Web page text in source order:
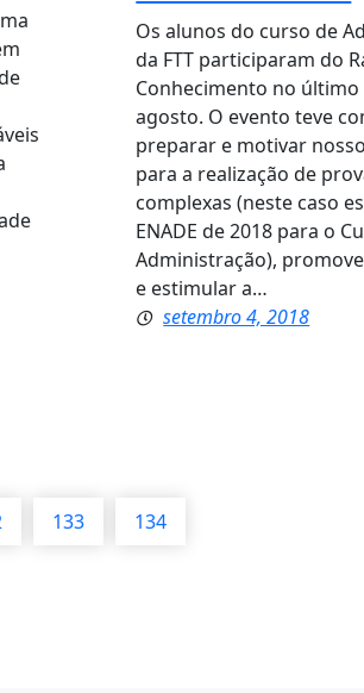
Os alunos do curso de
da FTT participaram do
Conhecimento no último
agosto. O evento teve
preparar e motivar
para a realização de
complexas (neste caso
ENADE de 2018 para o
Administração),
e estimular a…
setembro 4, 2018
133 134